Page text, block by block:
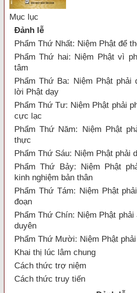
Mục lục
Đảnh lễ
Phẩm Thứ Nhất: Niệm Phật để
Phẩm Thứ hai: Niệm Phật vì
tâm
Phẩm Thứ Ba: Niệm Phật phải
lời Phật dạy
Phẩm Thứ Tư: Niệm Phật phải
cực lạc
Phẩm Thứ Năm: Niệm Phật
thực
Phẩm Thứ Sáu: Niệm Phật phải
Phẩm Thứ Bảy: Niệm Phật
kinh nghiệm bản thân
Phẩm Thứ Tám: Niệm Phật
đoạn
Phẩm Thứ Chín: Niệm Phật
duyên
Phẩm Thứ Mười: Niệm Phật
Khai thị lúc lâm chung
Cách thức trợ niệm
Cách thức truy tiến